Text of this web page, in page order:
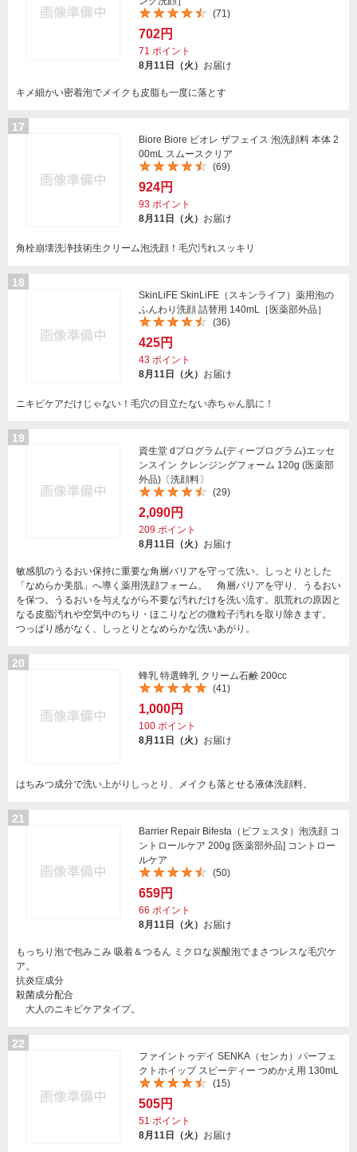
(71)
702円
71 ポイント
8月11日（火） お届け
キメ細かい密着泡でメイクも皮脂も一度に落とす
17
Biore Biore ビオレ ザフェイス 泡洗顔料 本体 2
00mL スムースクリア
(69)
924円
93 ポイント
8月11日（火） お届け
角栓崩壊洗浄技術生クリーム泡洗顔！毛穴汚れスッキリ
18
SkinLiFE SkinLiFE（スキンライフ）薬用泡の
ふんわり洗顔 詰替用 140mL［医薬部外品］
(36)
425円
43 ポイント
8月11日（火） お届け
ニキビケアだけじゃない！毛穴の目立たない赤ちゃん肌に！
19
資生堂 dプログラム(ディープログラム)エッセ
ンスイン クレンジングフォーム 120g (医薬部
外品)〔洗顔料〕
(29)
2,090円
209 ポイント
8月11日（火） お届け
敏感肌のうるおい保持に重要な角層バリアを守って洗い、しっとりとした
「なめらか美肌」へ導く薬用洗顔フォーム。 角層バリアを守り、うるおい
を保つ。うるおいを与えながら不要な汚れだけを洗い流す。肌荒れの原因と
なる皮脂汚れや空気中のちり・ほこりなどの微粒子汚れを取り除きます。
つっぱり感がなく、しっとりとなめらかな洗いあがり。
20
蜂乳 特選蜂乳 クリーム石鹸 200cc
(41)
1,000円
100 ポイント
8月11日（火） お届け
はちみつ成分で洗い上がりしっとり、メイクも落とせる液体洗顔料。
21
Barrier Repair Bifesta（ビフェスタ）泡洗顔 コ
ントロールケア 200g [医薬部外品] コントロー
ルケア
(50)
659円
66 ポイント
8月11日（火） お届け
もっちり泡で包みこみ 吸着＆つるん ミクロな炭酸泡でまさつレスな毛穴ケ
ア。
抗炎症成分
殺菌成分配合
大人のニキビケアタイプ。
22
ファイントゥデイ SENKA（センカ）パーフェ
クトホイップ スピーディー つめかえ用 130mL
(15)
505円
51 ポイント
8月11日（火） お届け